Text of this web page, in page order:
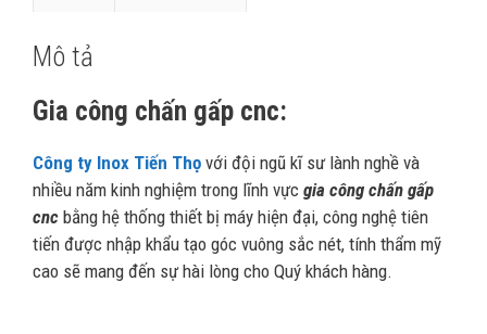
Mô tả
Gia công chấn gấp cnc:
Công ty Inox Tiến Thọ với đội ngũ kĩ sư lành nghề và
nhiều năm kinh nghiệm trong lĩnh vực gia công chấn gấp
cnc bằng hệ thống thiết bị máy hiện đại, công nghệ tiên
tiến được nhập khẩu tạo góc vuông sắc nét, tính thẩm mỹ
cao sẽ mang đến sự hài lòng cho Quý khách hàng.